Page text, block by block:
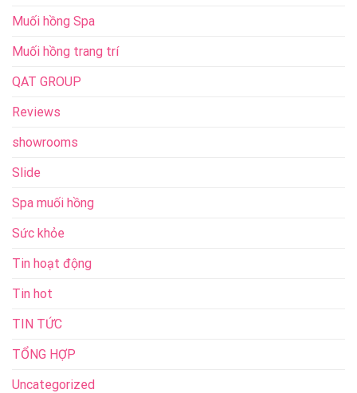
Muối hồng Spa
Muối hồng trang trí
QAT GROUP
Reviews
showrooms
Slide
Spa muối hồng
Sức khỏe
Tin hoạt động
Tin hot
TIN TỨC
TỔNG HỢP
Uncategorized